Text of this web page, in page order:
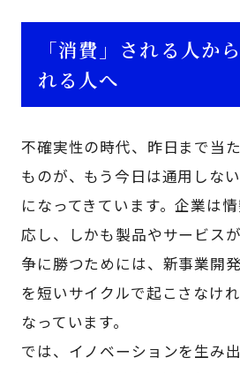
「消費」される人か
れる人へ
不確実性の時代、昨日まで当
ものが、もう今日は通用しな
になってきています。企業は
応し、しかも製品やサービス
争に勝つためには、新事業開
を短いサイクルで起こさなけ
なっています。
では、イノベーションを生み